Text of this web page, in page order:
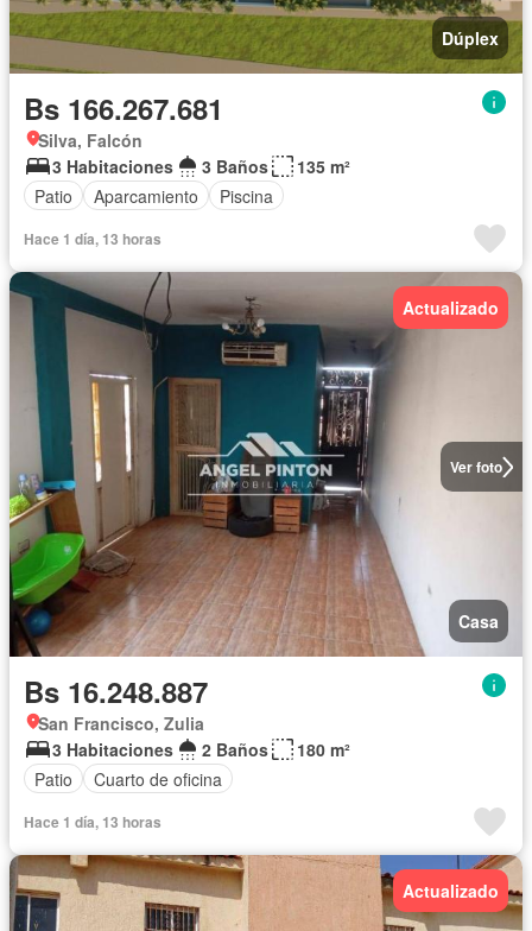
Dúplex
Bs 166.267.681
Silva, Falcón
3 Habitaciones
3 Baños
135 m²
Patio
Aparcamiento Piscina
Hace 1 día, 13 horas
Ver foto
Actualizado
Casa
Bs 16.248.887
San Francisco, Zulia
3 Habitaciones
2 Baños
180 m²
Patio
Cuarto de oficina
Hace 1 día, 13 horas
Actualizado